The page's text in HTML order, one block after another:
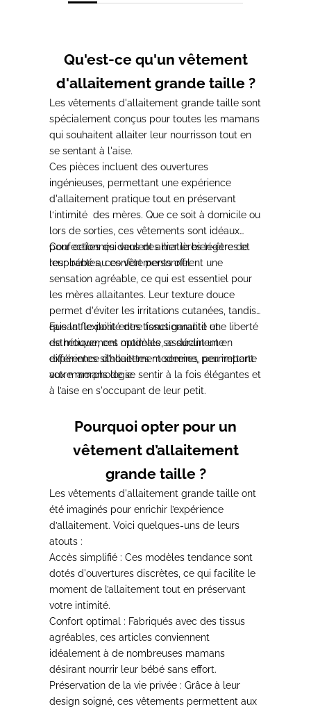
Qu'est-ce qu'un vêtement
d'allaitement grande taille ?
Les vêtements d'allaitement grande taille sont
spécialement conçus pour toutes les mamans
qui souhaitent allaiter leur nourrisson tout en
se sentant à l'aise.
Ces pièces incluent des ouvertures
ingénieuses, permettant une expérience
d'allaitement pratique tout en préservant
l‘intimité des mères. Que ce soit à domicile ou
lors de sorties, ces vêtements sont idéaux
pour celles qui veulent allier le bien-être de
leur bébé au confort personnel.
Confectionnés dans des matières légères et
respirantes, ces vêtements offrent une
sensation agréable, ce qui est essentiel pour
les mères allaitantes.
Leur texture douce
permet d'éviter les irritations cutanées, tandis
que la flexibilité des tissus garantit une liberté
de mouvement optimale, assurant une
expérience d’allaitement sereine, peu importe
votre morphologie.
Faisant le pont entre fonctionnalité et
esthétique, ces modèles se déclinent en
différentes silhouettesmodernes, permettant
aux mamans de se sentir à la fois élégantes et
à l’aise en s'occupant de leur petit.
Pourquoi opter pour un
vêtement d’allaitement
grande taille ?
Les vêtements d'allaitement grande taille ont
été imaginés pour enrichir l’expérience
d’allaitement. Voici quelques-uns de leurs
atouts :
Accès simplifié : Ces modèles tendance sont
dotés d'ouvertures discrètes, ce qui facilite le
moment de l’allaitement tout en préservant
votre intimité.
Confort optimal : Fabriqués avec des tissus
agréables, ces articles conviennent
idéalement à de nombreuses mamans
désirant nourrir leur bébé sans effort.
Préservation de la vie privée : Grâce à leur
design soigné, ces vêtements permettent aux